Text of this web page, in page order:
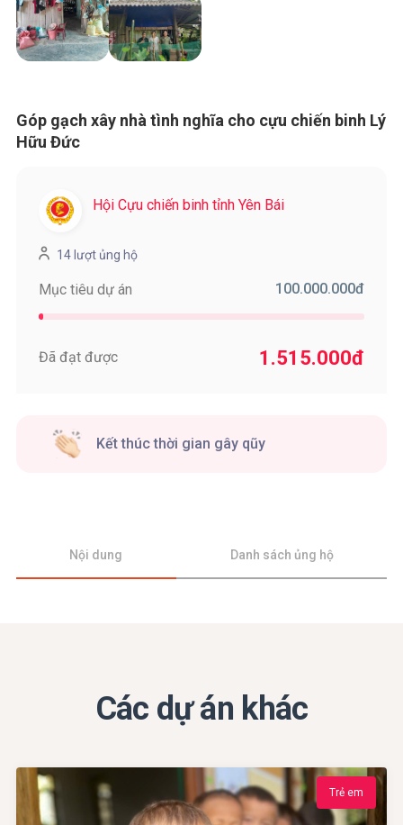
Góp gạch xây nhà tình nghĩa cho cựu chiến binh Lý
Hữu Đức
Hội Cựu chiến binh tỉnh Yên Bái
14 lượt ủng hộ
Mục tiêu dự án 100.000.000đ
Đã đạt được 1.515.000đ
Kết thúc thời gian gây qũy
Nội dung Danh sách ủng hộ
Các dự án khác
Trẻ em